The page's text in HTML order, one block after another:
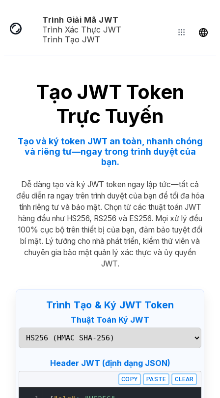
Trình Giải Mã JWT
Trình Xác Thực JWT
Trình Tạo JWT
Tạo JWT Token
Trực Tuyến
Tạo và ký token JWT an toàn, nhanh chóng
và riêng tư—ngay trong trình duyệt của
bạn.
Dễ dàng tạo và ký JWT token ngay lập tức—tất cả
đều diễn ra ngay trên trình duyệt của bạn để tối đa hóa
tính riêng tư và bảo mật. Chọn từ các thuật toán JWT
hàng đầu như HS256, RS256 và ES256. Mọi xử lý đều
100% cục bộ trên thiết bị của bạn, đảm bảo tuyệt đối
bí mật. Lý tưởng cho nhà phát triển, kiểm thử viên và
chuyên gia bảo mật quản lý xác thực và ủy quyền
JWT.
Trình Tạo & Ký JWT Token
Thuật Toán Ký JWT
Header JWT (định dạng JSON)
COPY PASTE CLEAR